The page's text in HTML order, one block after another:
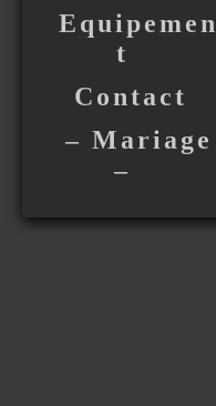
Equipemen
t
Contact
– Mariage
–